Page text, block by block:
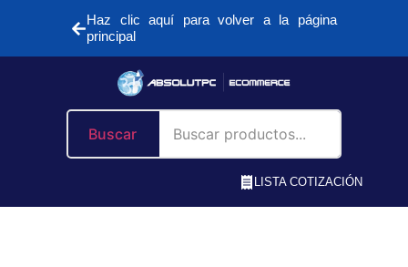
Haz clic aquí para volver a la página
principal
Buscar
LISTA COTIZACIÓN